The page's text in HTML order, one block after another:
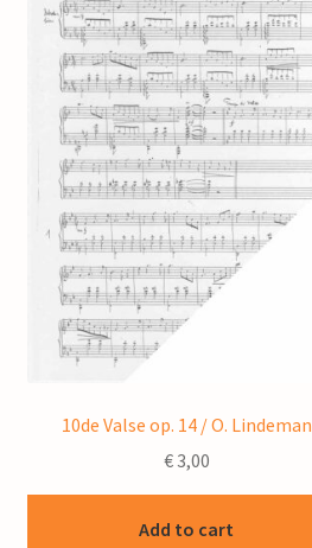
10de Valse op. 14 / O. Lindeman
€3,00
Add to cart